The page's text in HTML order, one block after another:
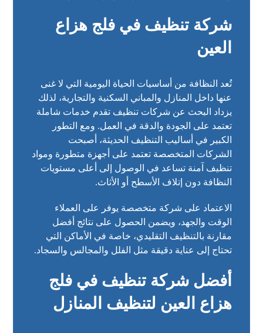
شركة تنظيف في فلج هزاع
العين
تُعد النظافة من أساسيات الحياة اليومية التي لا غنى
عنها داخل المنازل والمباني السكنية والتجارية، لذلك
يزداد البحث عن شركات تنظيف تقدم خدمات شاملة
تعتمد على الجودة والدقة في العمل. ومع التطور
الكبير في أساليب التنظيف الحديثة، أصبحت
الشركات المتخصصة تعتمد على أجهزة متطورة ومواد
تنظيف آمنة تساعد في الوصول إلى أعلى مستويات
النظافة دون إتلاف الأسطح أو الأثاث.
الاعتماد على شركة متخصصة يوفر على العملاء
الوقت والجهد، ويضمن الحصول على نتائج أفضل
مقارنة بالتنظيف التقليدي، خاصة في الأماكن التي
تحتاج إلى عناية دقيقة مثل الفلل والمجالس والسجاد.
أفضل شركة تنظيف في فلج
هزاع العين لتنظيف المنازل